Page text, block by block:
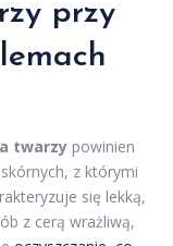
przy
twarzy powinien
z którymi
się lekką,
z cerą wrażliwą,